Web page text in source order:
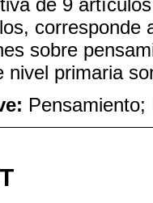
corresponde
sobre
nivel primaria